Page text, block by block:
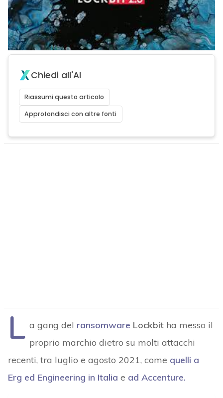
Chiedi all'AI
Riassumi questo articolo
Approfondisci con altre fonti
L a gang del ransomware Lockbitha messo il
proprio marchio dietro su molti attacchi
recenti, tra luglio e agosto 2021, come quelli a
Erg ed Engineering in Italia e ad Accenture.